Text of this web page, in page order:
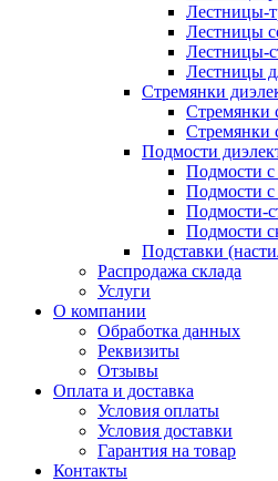
Лестницы-
Лестницы
Лестницы-
Лестницы
Стремянки
Стремянки
Стремянки
Подмости
Подмости с
Подмости
Подмости-
Подмости
Подставки
Распродажа склада
Услуги
О компании
Обработка данных
Реквизиты
Отзывы
Оплата и доставка
Условия оплаты
Условия доставки
Гарантия на товар
Контакты